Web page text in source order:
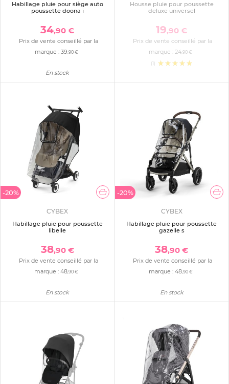
Habillage pluie pour siège auto
poussette doona i
34,90 €
Prix de vente conseillé par la
marque : 39,90 €
En stock
Housse pluie pour poussette
deluxe universel
19,90 €
Prix de vente conseillé par la
marque :24,90 €
-20%
CYBEX
Habillage pluie pour poussette
libelle
38,90 €
Prix de vente conseillé par la
marque :48,90 €
En stock
-20%
CYBEX
Habillage pluie pour poussette
gazelle s
38,90 €
Prix de vente conseillé par la
marque : 48,90 €
En stock